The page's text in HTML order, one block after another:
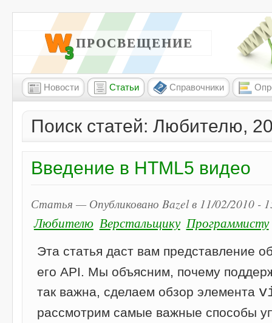
W3 ПРОСВЕЩЕНИЕ
Новости Статьи Справочники
Поиск статей: Любителю,
Введение в HTML5 видео
Статья — Опубликовано Bazel в 11/02/2010 -
Любителю Верстальщику Программисту
Эта статья даст вам представление
его API. Мы объясним, почему
так важна, сделаем обзор элемента
рассмотрим самые важные способы